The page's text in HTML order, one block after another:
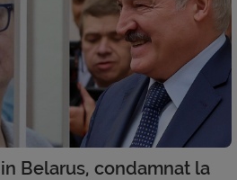
Belarus, condamnat la